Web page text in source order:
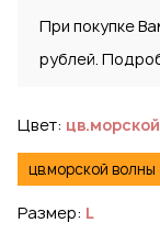
При покупке
рублей.
Цвет:
цв.морской волны
Размер: L